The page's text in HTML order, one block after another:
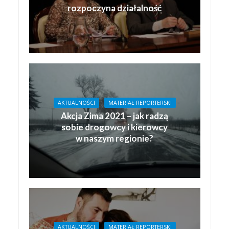
rozpoczyna działalność
AKTUALNOŚCI MATERIAŁ REPORTERSKI
Akcja Zima 2021 – jak radzą
sobie drogowcy i kierowcy
w naszym regionie?
AKTUALNOŚCI MATERIAŁ REPORTERSKI